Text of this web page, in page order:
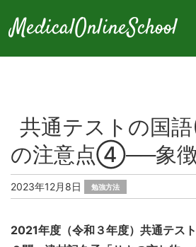
MedicalOnlineSchool
共通テストの国
の注意点④──象徴
2023年12月8日 勉強方法
2021年度（令和３年度）共通テ